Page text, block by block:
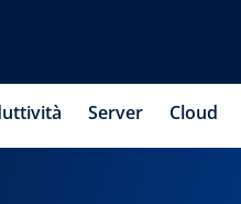
Server Cloud